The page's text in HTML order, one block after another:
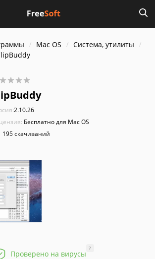
Mac OS
Система, утилиты
2.10.26
Бесплатно для Mac OS
195 скачиваний
Проверено на вирусы
?